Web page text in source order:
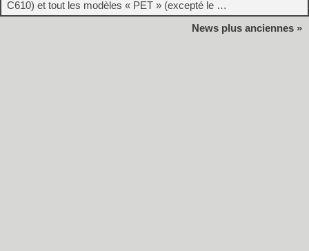
C610) et tout les modèles « PET » (excepté le …
News plus anciennes »